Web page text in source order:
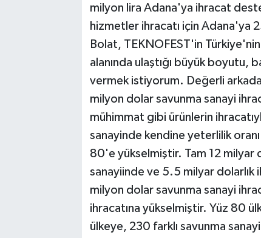
milyon lira Adana'ya ihracat
hizmetler ihracatı için Adana'ya
Bolat, TEKNOFEST'in
alanında ulaştığı büyük boyutu,
vermek istiyorum. Değerli
milyon dolar savunma sanayi
mühimmat gibi ürünlerin
sanayinde kendine yeterlilik
80'e yükselmiştir. Tam 12 milyar
sanayiinde ve 5.5 milyar dolarlık
milyon dolar savunma sanayi
ihracatına yükselmiştir. Yüz 80
ülkeye, 230 farklı savunma